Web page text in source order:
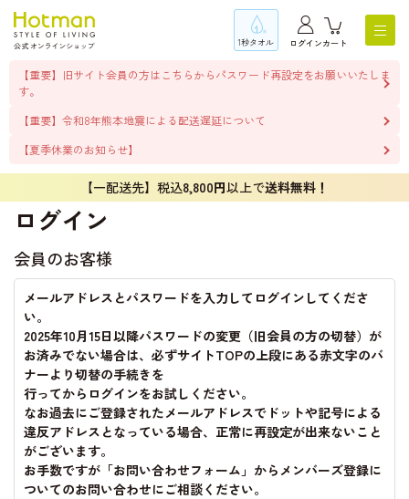
1秒タオル ログインカート
【重要】旧サイト会員の方はこちらからパスワード再設定をお願いいたしま
す。
【重要】令和8年熊本地震による配送遅延について
【夏季休業のお知らせ】
【一配送先】税込8,800円以上で送料無料！
ログイン
会員のお客様
メールアドレスとパスワードを入力してログインしてくださ
い。
2025年10月15日以降パスワードの変更（旧会員の方の切替）が
お済みでない場合は、必ずサイトTOPの上段にある赤文字のバ
ナーより切替の手続きを
行ってからログインをお試しください。
なお過去にご登録されたメールアドレスでドットや記号による
違反アドレスとなっている場合、正常に再設定が出来ないこと
がございます。
お手数ですが「お問い合わせフォーム」からメンバーズ登録に
ついてのお問い合わせにご相談ください。